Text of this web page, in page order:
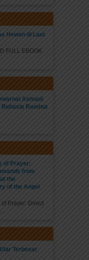
Hewan di Laut
FULL EBOOK
Asmaul
Rahasia Rambut
of Prayer:
from
the
of the Angel
Prayer: Direct
Terbesar